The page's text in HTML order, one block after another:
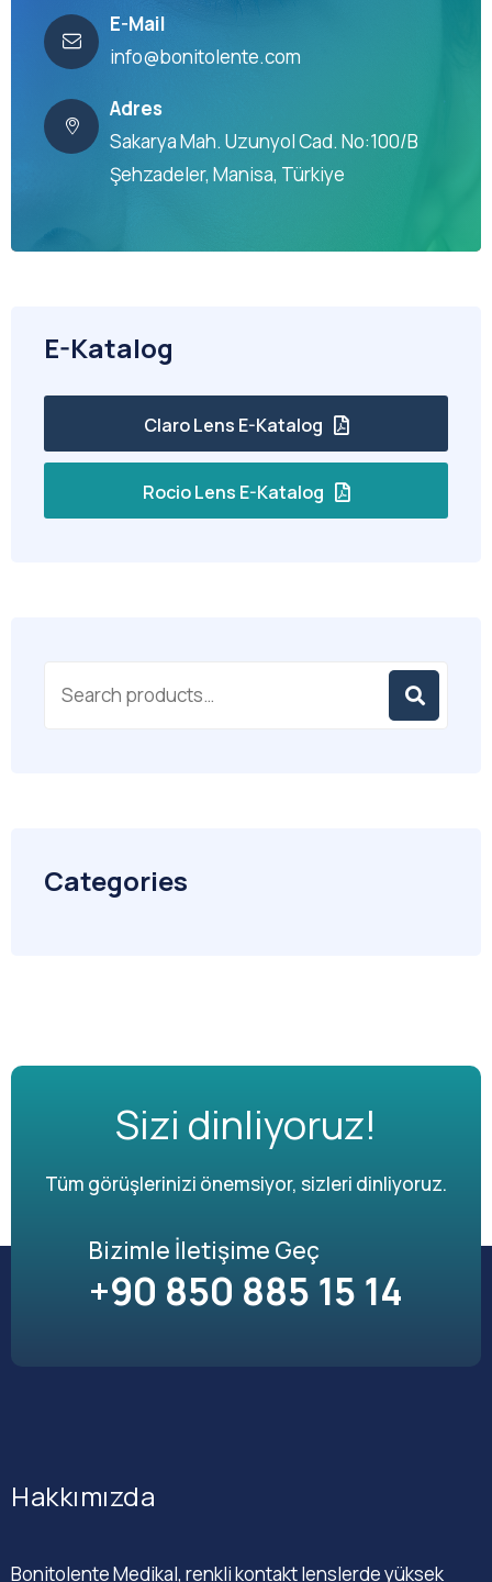
E-Mail
info@bonitolente.com
Adres
Sakarya Mah. Uzunyol Cad. No:100/B
Şehzadeler, Manisa, Türkiye
E-Katalog
Claro Lens E-Katalog
Rocio Lens E-Katalog
Categories
Sizi dinliyoruz!
Tüm görüşlerinizi önemsiyor, sizleri dinliyoruz.
Bizimle İletişime Geç
+90 850 885 15 14
Hakkımızda
Bonitolente Medikal, renkli kontakt lenslerde yüksek